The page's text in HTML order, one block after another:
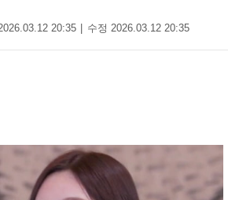
20:35 수정 2026.03.12 20:35